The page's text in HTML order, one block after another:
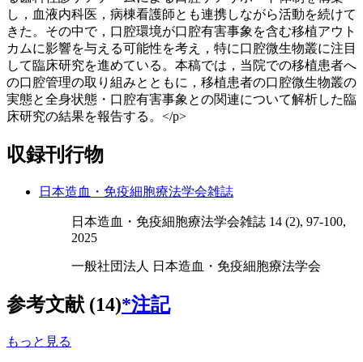
し，血液内科医，病棟看護師とも連携しながら活動を続けて
きた。その中で，口腔環境が口腔有害事象を含む移植アウト
カムに影響を与える可能性を考え，特に口腔微生物叢に注目
して臨床研究を進めている。本稿では，当院での移植患者へ
の口腔管理の取り組みとともに，移植患者の口腔微生物叢の
実態と全身状態・口腔有害事象との関連について解析した臨
床研究の結果を報告する。</p>
収録刊行物
日本造血・免疫細胞療法学会雑誌
日本造血・免疫細胞療法学会雑誌 14 (2), 97-100,
2025
一般社団法人 日本造血・免疫細胞療法学会
参考文献 (14)*注記
もっと見る